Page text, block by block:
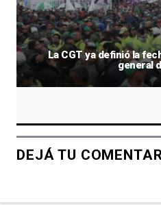
La CGT ya definió la
general
DEJÁ TU